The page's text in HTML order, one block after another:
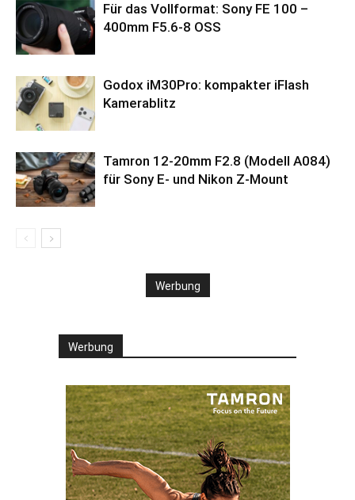
Für das Vollformat: Sony FE 100 –
400mm F5.6-8 OSS
Godox iM30Pro: kompakter iFlash
Kamerablitz
Tamron 12-20mm F2.8 (Modell A084)
für Sony E- und Nikon Z-Mount
Werbung
Werbung